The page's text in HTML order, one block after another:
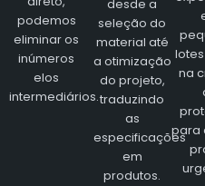
podemos
eliminar os
inúmeros
elos
intermediários.
desde a
seleção do
material até
a otimização
do projeto,
traduzindo
as
especificações
em
produtos.
na
para